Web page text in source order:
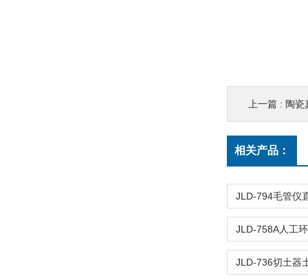
上一篇 : 陶瓷
相关产品：